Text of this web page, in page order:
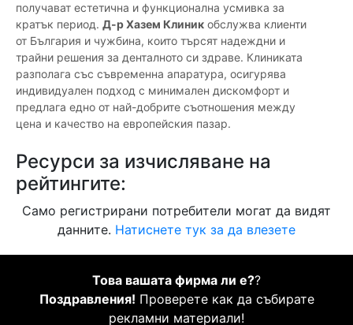
получават естетична и функционална усмивка за
кратък период. Д-р Хазем Клиник обслужва клиенти
от България и чужбина, които търсят надеждни и
трайни решения за денталното си здраве. Клиниката
разполага със съвременна апаратура, осигурява
индивидуален подход с минимален дискомфорт и
предлага едно от най-добрите съотношения между
цена и качество на европейския пазар.
Ресурси за изчисляване на
рейтингите:
Само регистрирани потребители могат да видят
данните. Натиснете тук за да влезете
Това вашата фирма ли е??
Поздравления! Проверете как да събирате
рекламни материали!